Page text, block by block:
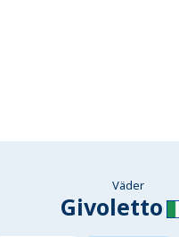
Väder
Givoletto